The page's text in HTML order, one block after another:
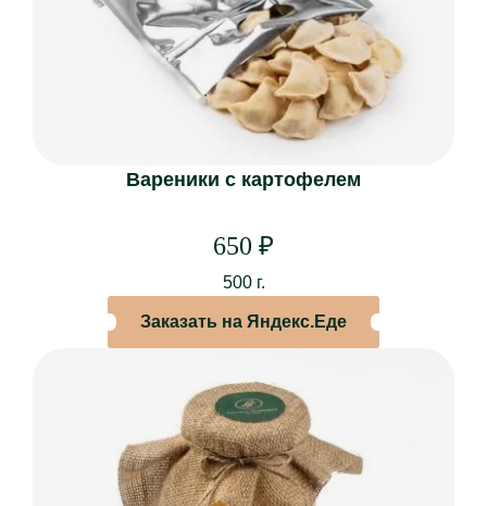
МЕНЮ
Основное меню
Винная и барная карта
Кейтеринг
Торты на заказ
БАНКЕТЫ
Дни рождения
Юбилеи
Свидания
Поминки
Вареники с картофелем
650 ₽
500 г.
Заказать на Яндекс.Еде